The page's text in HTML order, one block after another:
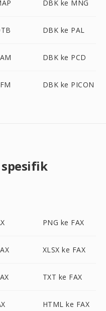
DBK ke MNG
DBK ke PAL
DBK ke PCD
DBK ke PICON
PNG ke FAX
XLSX ke FAX
TXT ke FAX
HTML ke FAX